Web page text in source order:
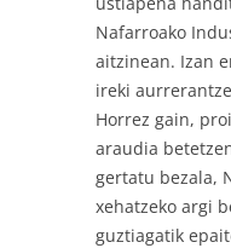
Nafarroako
aitzinean. Izan
ireki
Horrez gain,
araudia
gertatu bezala,
xehatzeko argi
guztiagatik